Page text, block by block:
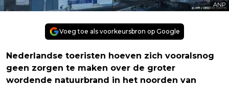
ANP
Voeg toe als voorkeursbron op Google
Nederlandse toeristen hoeven zich vooralsnog
geen zorgen te maken over de groter
wordende natuurbrand in het noorden van